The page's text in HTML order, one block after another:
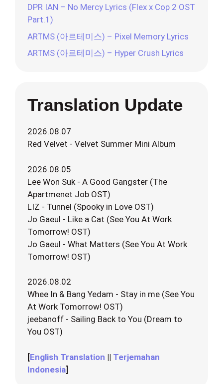
DPR IAN – No Mercy Lyrics (Flex x Cop 2 OST
Part.1)
ARTMS (아르테미스) – Pixel Memory Lyrics
ARTMS (아르테미스) – Hyper Crush Lyrics
Translation Update
2026.08.07
Red Velvet - Velvet Summer Mini Album
2026.08.05
Lee Won Suk - A Good Gangster (The
Apartmenet Job OST)
LIZ - Tunnel (Spooky in Love OST)
Jo Gaeul - Like a Cat (See You At Work
Tomorrow! OST)
Jo Gaeul - What Matters (See You At Work
Tomorrow! OST)
2026.08.02
Whee In & Bang Yedam - Stay in me (See You
At Work Tomorrow! OST)
jeebanoff - Sailing Back to You (Dream to
You OST)
[English Translation || Terjemahan
Indonesia]